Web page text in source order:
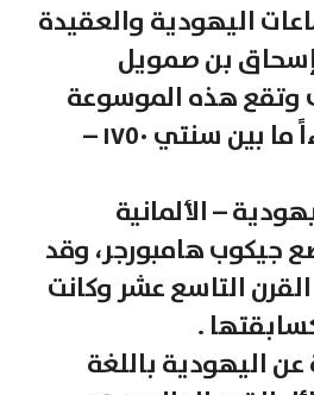
اليهودية والعقيدة
إسحاق بن صمويل
وتقع هذه الموسوعة
في ثلاثة عشر جزءاً ما بين سنتي ١٧٥٠ –
– الألمانية
جيكوب هامبورجر، وقد
التاسع عشر وكانت
.
اليهودية باللغة